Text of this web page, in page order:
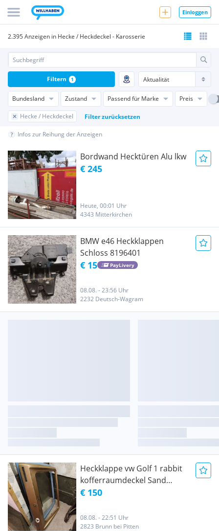
Einloggen
2.395 Anzeigen in Hecke / Heckdeckel - Karosserie
Bundesland Zustand Passend für Marke Preis
Hecke / Heckdeckel Filter zurücksetzen
Filtern 1
Infos zur Reihung der Anzeigen
Bordwand Hecktüren Alu lkw
€ 245
Heute, 00:01 Uhr
4343 Mitterkirchen
BMW e46 Heckklappen
Schloss 8196401
€ 15 PayLivery
08.08. - 23:56 Uhr
2232 Deutsch-Wagram
Heckklappe vw Golf 1 rabbit
kofferraumdeckel Sand
metallic original
€ 150
08.08. - 22:51 Uhr
2823 Brunn bei Pitten